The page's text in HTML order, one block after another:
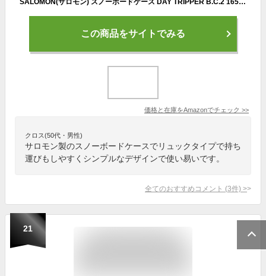
この商品をサイトでみる
価格と在庫をAmazonでチェック >>
クロス(50代・男性)
サロモン製のスノーボードケースでリュックタイプで持ち
運びもしやすくシンプルなデザインで使い易いです。
全てのおすすめコメント (3件) >
21